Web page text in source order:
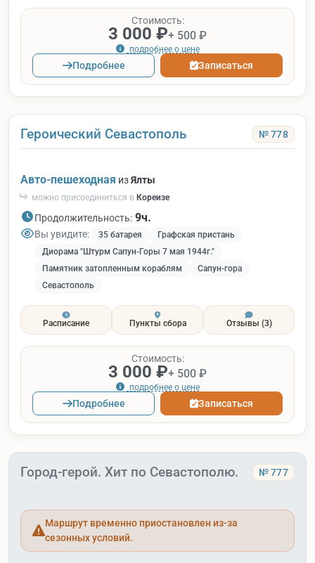
Стоимость:
3 000 ₽+ 500 ₽
подробнее о цене
Подробнее Записаться
Героический Севастополь № 778
Авто-пешеходная изЯлты
можно присоединиться в Кореизе
Продолжительность: 9ч.
Вы увидите: 35 батарея
Графская пристань
Диорама "Штурм Сапун-Горы 7 мая 1944г."
Памятник затопленным кораблям
Сапун-гора
Севастополь
Расписание Пункты сбора Отзывы (3)
Стоимость:
3 000 ₽+ 500 ₽
подробнее о цене
Подробнее Записаться
Город-герой. Хит по Севастополю. № 777
Маршрут временно приостановлен из-за
сезонных условий.